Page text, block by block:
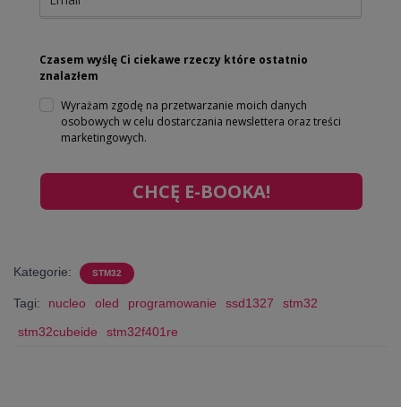
Czasem wyślę Ci ciekawe rzeczy które ostatnio
znalazłem
Wyrażam zgodę na przetwarzanie moich danych
osobowych w celu dostarczania newslettera oraz treści
marketingowych.
CHCĘ E-BOOKA!
Kategorie: STM32
Tagi: nucleo oled programowanie ssd1327
stm32
stm32cubeide
stm32f401re